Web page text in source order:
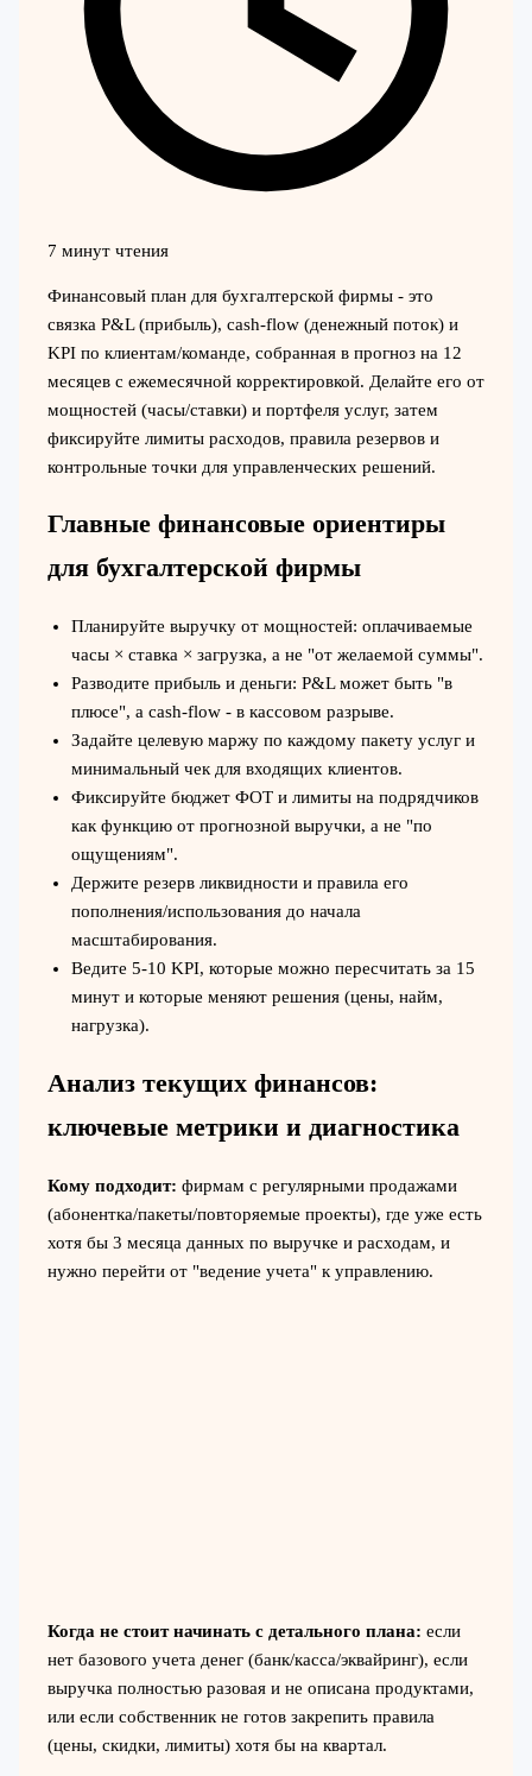
7 минут чтения
Финансовый план для бухгалтерской фирмы - это
связка P&L (прибыль), cash-flow (денежный поток) и
KPI по клиентам/команде, собранная в прогноз на 12
месяцев с ежемесячной корректировкой. Делайте его от
мощностей (часы/ставки) и портфеля услуг, затем
фиксируйте лимиты расходов, правила резервов и
контрольные точки для управленческих решений.
Главные финансовые ориентиры
для бухгалтерской фирмы
Планируйте выручку от мощностей: оплачиваемые
часы × ставка × загрузка, а не "от желаемой суммы".
Разводите прибыль и деньги: P&L может быть "в
плюсе", а cash-flow - в кассовом разрыве.
Задайте целевую маржу по каждому пакету услуг и
минимальный чек для входящих клиентов.
Фиксируйте бюджет ФОТ и лимиты на подрядчиков
как функцию от прогнозной выручки, а не "по
ощущениям".
Держите резерв ликвидности и правила его
пополнения/использования до начала
масштабирования.
Ведите 5-10 KPI, которые можно пересчитать за 15
минут и которые меняют решения (цены, найм,
нагрузка).
Анализ текущих финансов:
ключевые метрики и диагностика
Кому подходит: фирмам с регулярными продажами
(абонентка/пакеты/повторяемые проекты), где уже есть
хотя бы 3 месяца данных по выручке и расходам, и
нужно перейти от "ведение учета" к управлению.
Когда не стоит начинать с детального плана: если
нет базового учета денег (банк/касса/эквайринг), если
выручка полностью разовая и не описана продуктами,
или если собственник не готов закрепить правила
(цены, скидки, лимиты) хотя бы на квартал.